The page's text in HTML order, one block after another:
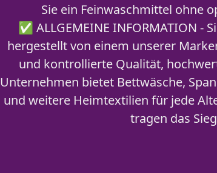
Sie ein Feinwaschmittel ohne
✅ ALLGEMEINE INFORMATION -
hergestellt von einem unserer
und kontrollierte Qualität,
Unternehmen bietet Bettwäsche,
und weitere Heimtextilien für jede
tragen das